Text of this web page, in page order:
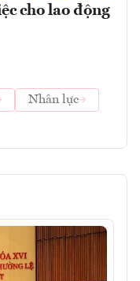
cho lao động
Nhân lực